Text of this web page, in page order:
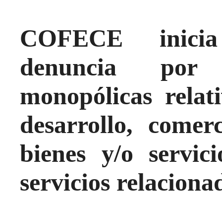
COFECE
denuncia por
monopólicas
desarrollo,
bienes y/o
servicios